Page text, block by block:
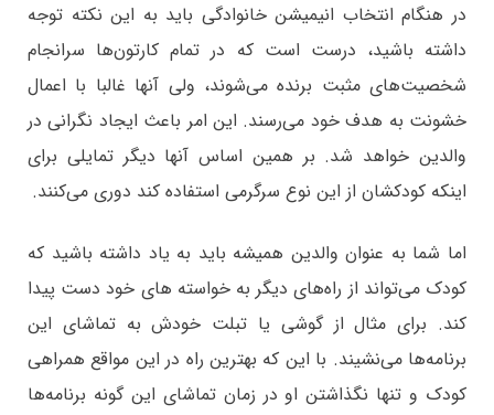
در هنگام انتخاب انیمیشن خانوادگی باید به این نکته توجه
داشته باشید، درست است که در تمام کارتون‌ها سرانجام
شخصیت‌های مثبت برنده می‌شوند، ولی آنها غالبا با اعمال
خشونت به هدف خود می‌رسند. این امر باعث ایجاد نگرانی در
والدین خواهد شد. بر همین اساس آنها دیگر تمایلی برای
اینکه کودکشان از این نوع سرگرمی استفاده کند دوری می‌کنند.
اما شما به عنوان والدین همیشه باید به یاد داشته باشید که
کودک می‌تواند از راه‌های دیگر به خواسته های خود دست پیدا
کند. برای مثال از گوشی یا تبلت خودش به تماشای این
برنامه‌ها می‌نشیند. با این که بهترین راه در این مواقع همراهی
کودک و تنها نگذاشتن او در زمان تماشای این گونه برنامه‌ها